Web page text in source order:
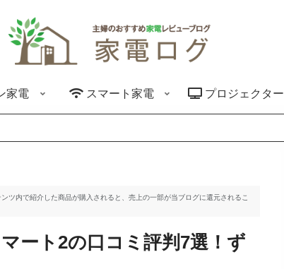
家電 スマート家電 プロジェクター
ツ内で紹介した商品が購入されると、売上の一部が当ブログに還元されるこ
ート2の口コミ評判7選！ず